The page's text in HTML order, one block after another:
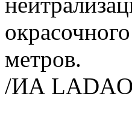
метров.
/ИА